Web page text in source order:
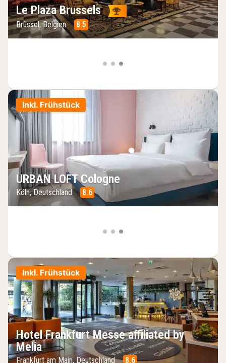
Le Plaza Brussels
Brüssel, Belgien 8.5
Inkl. Frühstück
URBAN LOFT Cologne
Köln, Deutschland 8.6
Inkl. Frühstück
Hotel Frankfurt Messe affiliated by
Melia
Frankfurt am Main, Deutschland 8.6